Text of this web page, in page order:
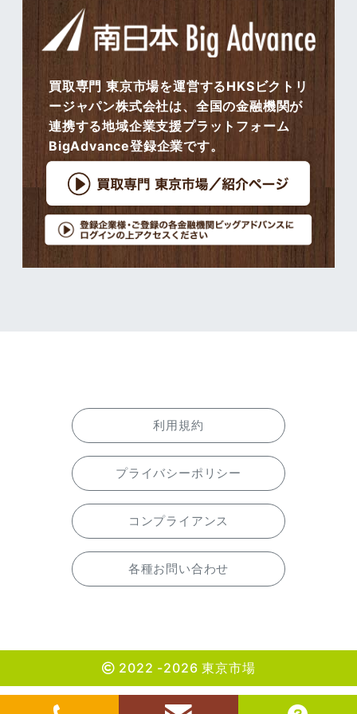
買取専門 東京市場を運営するHKSビクトリ
ージャパン株式会社は、全国の金融機関が
連携する地域企業支援プラットフォーム
BigAdvance登録企業です。
利用規約
プライバシーポリシー
コンプライアンス
各種お問い合わせ
2022 -2026 東京市場